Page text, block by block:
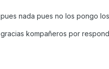
pues nada pues no los pongo
gracias kompañeros por